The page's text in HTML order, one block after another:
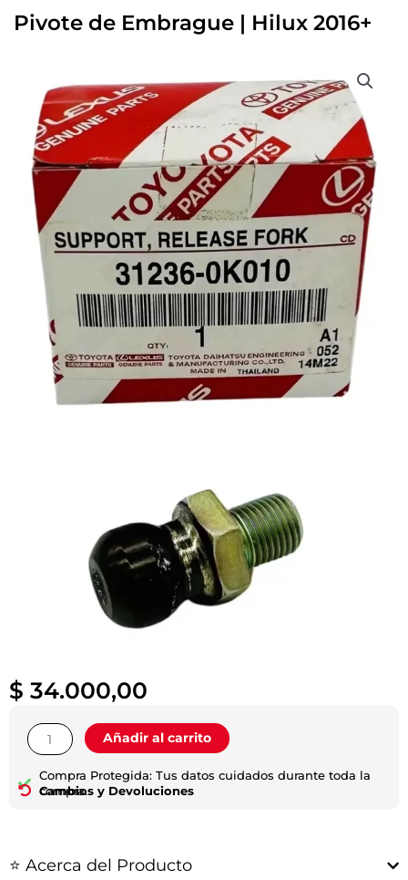
Pivote de Embrague | Hilux 2016+
$ 34.000,00
Pivote
de
|
Añadir al carrito
Compra Protegida: Tus datos cuidados durante toda la
compra.
Cambios y Devoluciones
⭐ Acerca del Producto